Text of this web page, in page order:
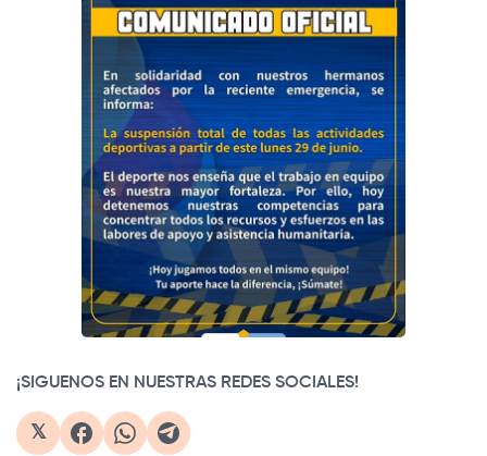
¡SIGUENOS EN NUESTRAS REDES SOCIALES!
𝕏